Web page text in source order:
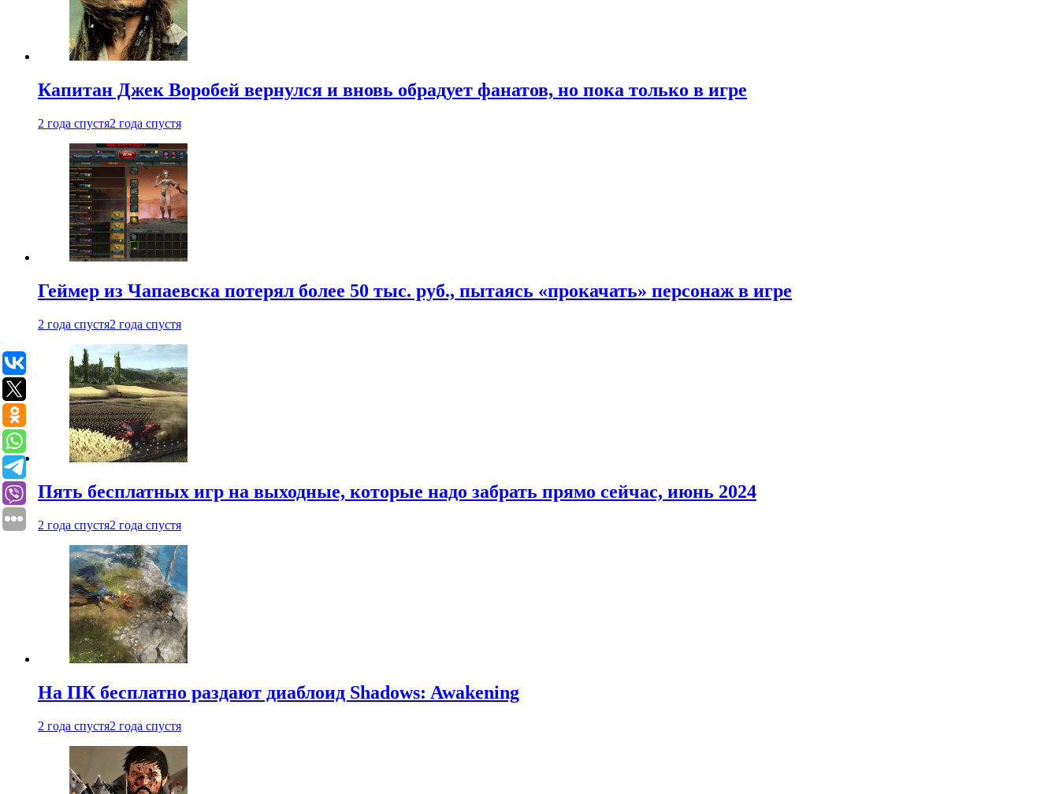
Капитан Джек Воробей вернулся и вновь обрадует фанатов, но пока только в игре
2 года спустя2 года спустя
Геймер из Чапаевска потерял более 50 тыс. руб., пытаясь «прокачать» персонаж в игре
2 года спустя2 года спустя
Пять бесплатных игр на выходные, которые надо забрать прямо сейчас, июнь 2024
2 года спустя2 года спустя
На ПК бесплатно раздают диаблоид Shadows: Awakening
2 года спустя2 года спустя